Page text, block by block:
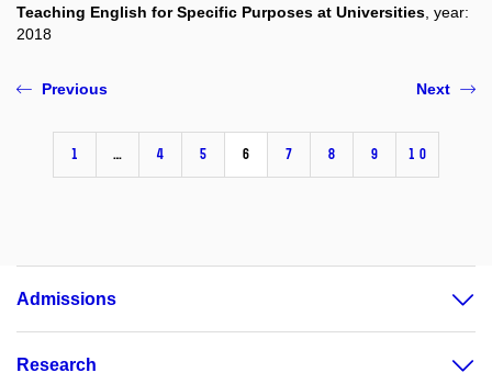
Teaching English for Specific Purposes at Universities , year:
2018
Previous
1 … 4 5 6 7 8 9 10
Next
Admissions
Research